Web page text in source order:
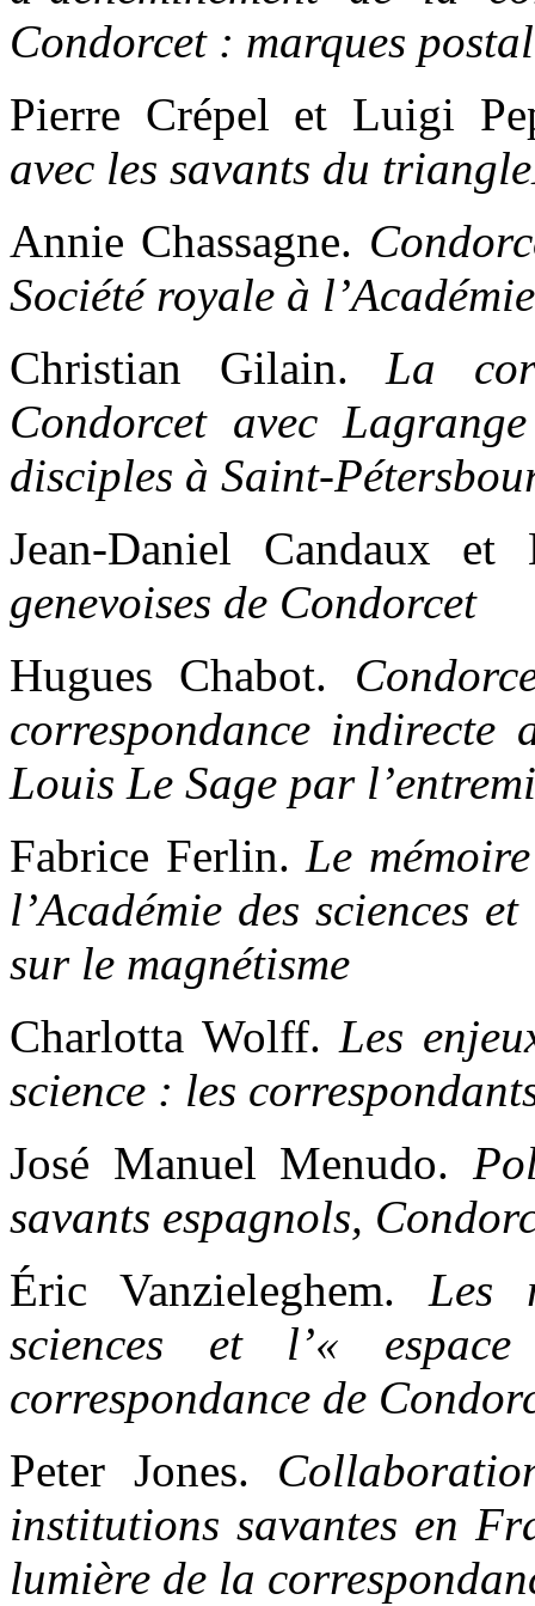
Condorcet : marques
Pierre Crépel et Luigi
avec les savants du
Annie Chassagne.
Société royale à
Christian Gilain.La
Condorcet avec
disciples à Saint-
Jean-Daniel Candaux
genevoises de Condorcet
Hugues Chabot.
correspondance indirecte
Louis Le Sage par
Fabrice Ferlin. Le
l’Académie des sciences
sur le magnétisme
Charlotta Wolff. Les
science : les
José Manuel Menudo.
savants espagnols,
Éric Vanzieleghem. Les
sciences et l’«
correspondance de
Peter Jones.
institutions savantes en
lumière de la